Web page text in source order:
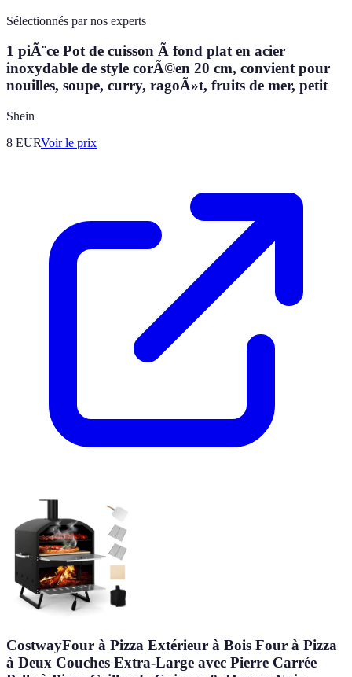
Sélectionnés par nos experts
1 piÃ¨ce Pot de cuisson Ã fond plat en acier
inoxydable de style corÃ©en 20 cm, convient pour
nouilles, soupe, curry, ragoÃ»t, fruits de mer, petit
Shein
8 EURVoir le prix
CostwayFour à Pizza Extérieur à Bois Four à Pizza
à Deux Couches Extra-Large avec Pierre Carrée